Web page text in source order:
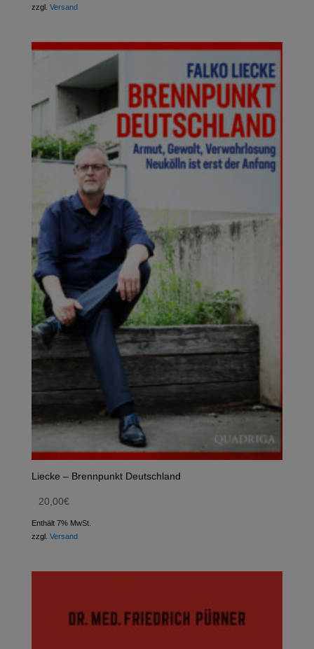
zzgl. Versand
Liecke – Brennpunkt Deutschland
20,00€
Enthält 7% MwSt.
zzgl. Versand